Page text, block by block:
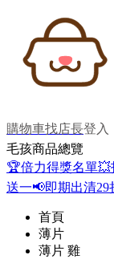
購物車找店長登入
毛孩商品總覽
🏆倍力得獎名單💥
送一📢即期出清29
首頁
薄片
薄片 雞